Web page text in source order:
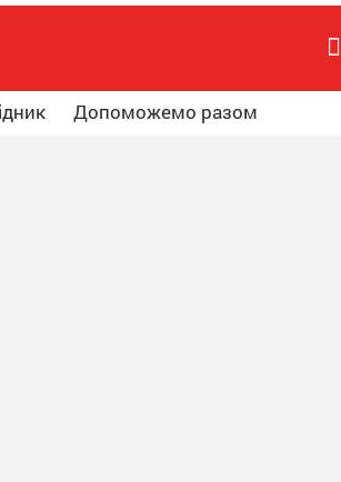
Допоможемо разом